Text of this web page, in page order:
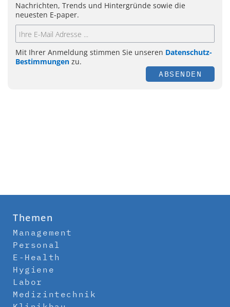
Nachrichten, Trends und Hintergründe sowie die
neuesten E-paper.
Mit Ihrer Anmeldung stimmen Sie unseren Datenschutz-
Bestimmungen zu.
ABSENDEN
Themen
Management
Personal
E-Health
Hygiene
Labor
Medizintechnik